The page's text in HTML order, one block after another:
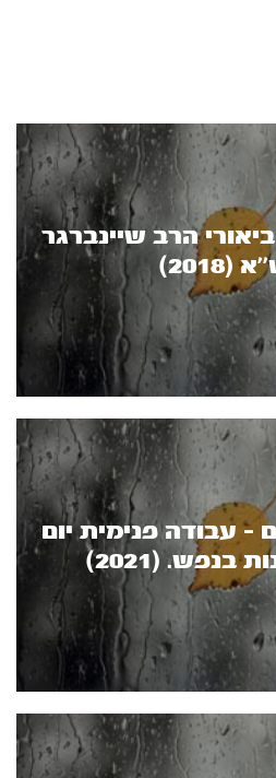
הרב שיינברגר
(2018)
- עבודה פנימית יום
בנפש. (2021)